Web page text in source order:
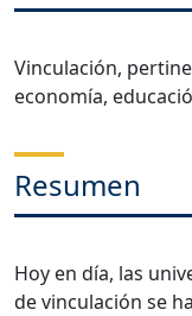
Vinculación,
economía,
Resumen
Hoy en día, las
de vinculación se